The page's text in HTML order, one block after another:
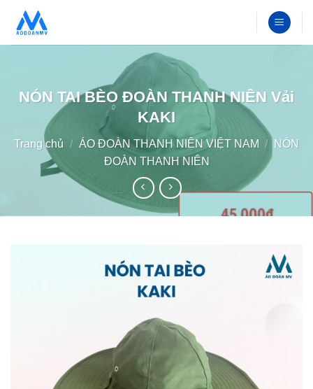
qua
nội
NÓN TAI BÈO ĐOÀN THANH NIÊN Vải
KAKI
Trang chủ / ÁO ĐOÀN THANH NIÊN VIỆT NAM /
NÓN
ĐOÀN THANH NIÊN